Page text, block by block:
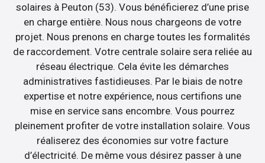
solaires à Peuton (53). Vous bénéficierez d’une prise
en charge entière. Nous nous chargeons de votre
projet. Nous prenons en charge toutes les formalités
de raccordement. Votre centrale solaire sera reliée au
réseau électrique. Cela évite les démarches
administratives fastidieuses. Par le biais de notre
expertise et notre expérience, nous certifions une
mise en service sans encombre. Vous pourrez
pleinement profiter de votre installation solaire. Vous
réaliserez des économies sur votre facture
d’électricité. De même vous désirez passer à une